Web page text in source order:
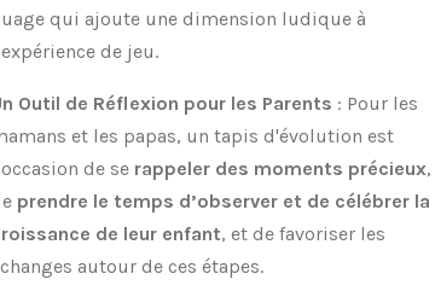
qui ajoute une dimension ludique à
de jeu.
Outil de Réflexion pour les Parents : Pour les
et les papas, un tapis d'évolution est
de se rappeler des moments précieux,
prendre le temps d’observer et de célébrer la
de leur enfant, et de favoriser les
autour de ces étapes.